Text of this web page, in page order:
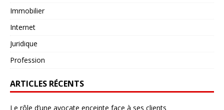
Immobilier
Internet
Juridique
Profession
ARTICLES RÉCENTS
Le rôle d’une avocate enceinte face à ses clients